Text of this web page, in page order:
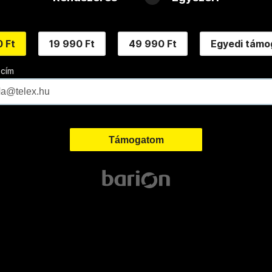
Ft 19 990 Ft 49 990 Ft Egyedi